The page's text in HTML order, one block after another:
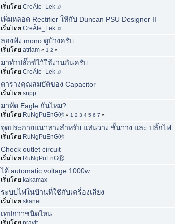
เริ่มโดย CreÃte_Lek ♫
เพิ่มหลอด Rectifier ให้กับ Duncan PSU Designer II
เริ่มโดย CreÃte_Lek ♫
ลองฟัง mono ดูบ้างครับ
เริ่มโดย atriam « 1 2 »
มาทำปลั๊กซ์ไว้ใช้งานกันครับ
เริ่มโดย CreÃte_Lek ♫
ตารางคุณสมบัติของ Capacitor
เริ่มโดย snpp
มาหัด Eagle กันไหม?
เริ่มโดย RuNgPuEnGⓇ « 1 2 3 4 5 6 7 »
จุดประกายแนวทางสำหรับ แท่นวาง ชั้นวาง และ ปลั๊กไฟ
เริ่มโดย RuNgPuEnGⓇ
Check outlet circuit
เริ่มโดย RuNgPuEnGⓇ
ได้ automatic voltage 1000w
เริ่มโดย kakamax
ระบบไฟในบ้านที่ใช้กับเครื่องเสียง
เริ่มโดย skanet
เทปกาวชนิดไหน